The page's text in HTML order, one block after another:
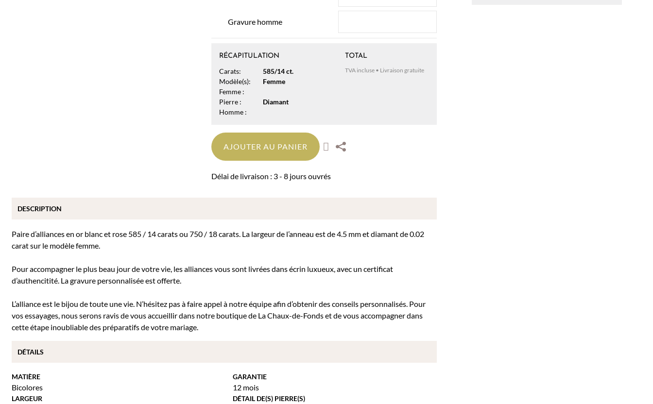
Gravure homme
RÉCAPITULATION
Carats:
585/14 ct.
Modèle(s):
Femme
Femme :
Pierre :
Diamant
Homme :
TOTAL
TVA incluse • Livraison gratuite
AJOUTER AU PANIER
Délai de livraison : 3 - 8 jours ouvrés
Paire d’alliances en or blanc et rose 585 / 14 carats ou 750 / 18 carats. La largeur de l’anneau est de 4.5 mm et diamant de 0.02
carat sur le modèle femme.
Pour accompagner le plus beau jour de votre vie, les alliances vous sont livrées dans écrin luxueux, avec un certificat
d’authencitité. La gravure personnalisée est offerte.
L’alliance est le bijou de toute une vie. N’hésitez pas à faire appel à notre équipe afin d’obtenir des conseils personnalisés. Pour
vos essayages, nous serons ravis de vous accueillir dans notre boutique de La Chaux-de-Fonds et de vous accompagner dans
cette étape inoubliable des préparatifs de votre mariage.
MATIÈRE
Bicolores
GARANTIE
12 mois
LARGEUR DÉTAIL DE(S) PIERRE(S)
DESCRIPTION
DÉTAILS